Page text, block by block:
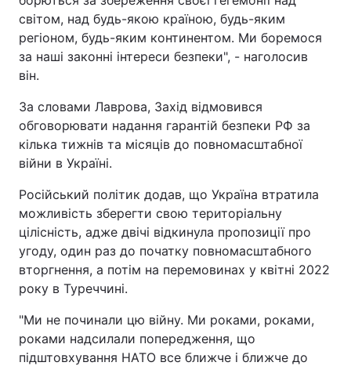
світом, над будь-якою країною, будь-яким
регіоном, будь-яким континентом. Ми боремося
за наші законні інтереси безпеки", - наголосив
він.
За словами Лаврова, Захід відмовився
обговорювати надання гарантій безпеки РФ за
кілька тижнів та місяців до повномасштабної
війни в Україні.
Російський політик додав, що Україна втратила
можливість зберегти свою територіальну
цілісність, адже двічі відкинула пропозиції про
угоду, один раз до початку повномасштабного
вторгнення, а потім на перемовинах у квітні 2022
року в Туреччині.
"Ми не починали цю війну. Ми роками, роками,
роками надсилали попередження, що
підштовхування НАТО все ближче і ближче до